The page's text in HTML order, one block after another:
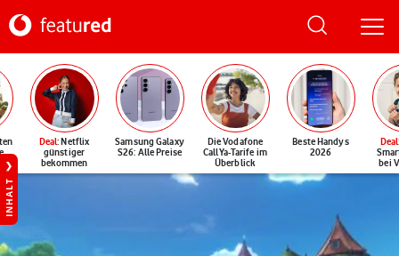
Deal: Netflix
günstiger
bekommen
Samsung Galaxy
S26: Alle Preise
Die Vodafone
CallYa-Tarife im
Überblick
Beste Handys
2026
Deal
bei
INHALT